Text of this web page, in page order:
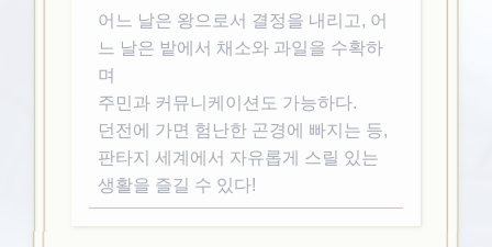
어느 날은 왕으로서 결정을 내리고, 어
느 날은 밭에서 채소와 과일을 수확하
며
주민과 커뮤니케이션도 가능하다.
던전에 가면 험난한 곤경에 빠지는 등,
판타지 세계에서 자유롭게 스릴 있는
생활을 즐길 수 있다!